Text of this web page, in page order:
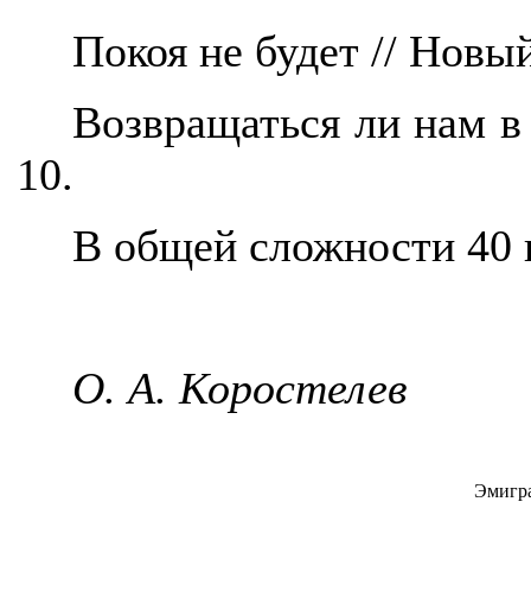
Покоя не будет //
Возвращаться ли нам
10.
В общей сложности 40
О. А. Коростелев